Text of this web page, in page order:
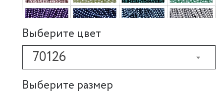
Выберите цвет
70126
Выберите размер